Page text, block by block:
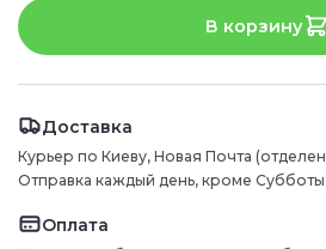
В корзину
Доставка
Курьер по Киеву, Новая Почта
Отправка каждый день, кроме
Оплата